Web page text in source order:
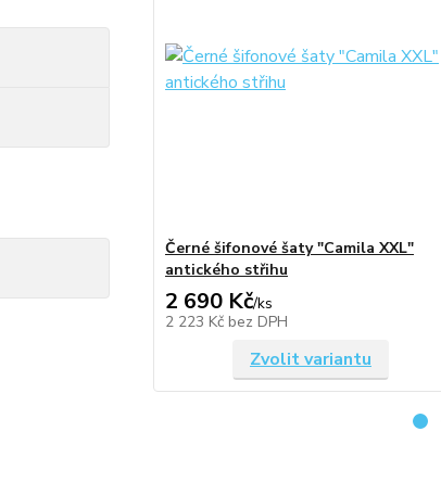
Černé šifonové šaty "Camila XXL"
antického střihu
2 690 Kč/ks
2 223 Kč bez DPH
Zvolit variantu